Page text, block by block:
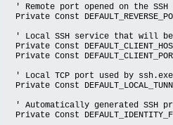
' Remote port opened on the SSH
Private Const
' Local SSH service that will be
Private Const
Private Const
' Local TCP port used by ssh.exe
Private Const
' Automatically generated SSH
Private Const